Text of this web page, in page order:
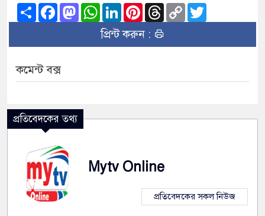
ShareFacebook
Mastodon
WhatsApp
LinkedInPinterest
Threads
Copy
Link
প্রিন্ট করুন :
কমেন্ট বক্স
প্রতিবেদকের তথ্য
Mytv Online
প্রতিবেদকের সকল নিউজ